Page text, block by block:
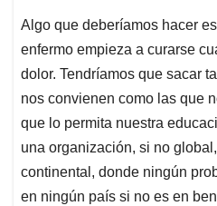
Algo que deberíamos hacer
enfermo empieza a curarse
dolor. Tendríamos que sacar
nos convienen como las que
que lo permita nuestra
una organización, si no
continental, donde ningún
en ningún país si no es en